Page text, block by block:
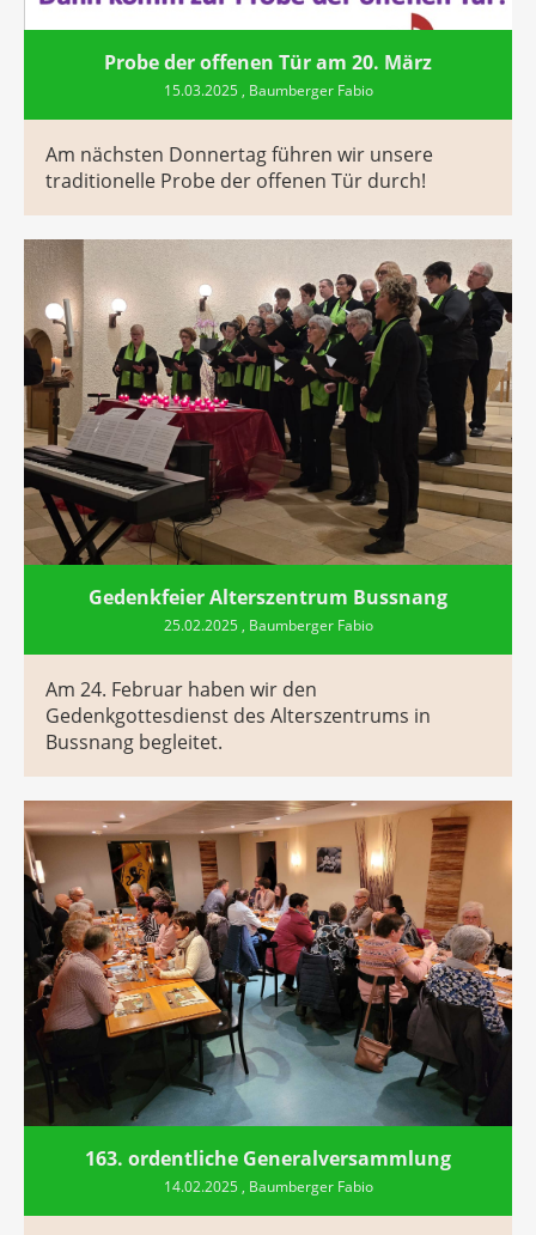
Probe der offenen Tür am 20. März
15.03.2025 , Baumberger Fabio
Am nächsten Donnertag führen wir unsere
traditionelle Probe der offenen Tür durch!
Gedenkfeier Alterszentrum Bussnang
25.02.2025 , Baumberger Fabio
Am 24. Februar haben wir den
Gedenkgottesdienst des Alterszentrums in
Bussnang begleitet.
163. ordentliche Generalversammlung
14.02.2025 , Baumberger Fabio